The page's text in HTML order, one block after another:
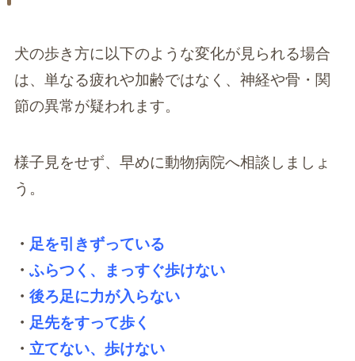
犬の歩き方に以下のような変化が見られる場合
は、単なる疲れや加齢ではなく、神経や骨・関
節の異常が疑われます。
様子見をせず、早めに動物病院へ相談しましょ
う。
・ 足を引きずっている
・ ふらつく、まっすぐ歩けない
・ 後ろ足に力が入らない
・ 足先をすって歩く
・ 立てない、歩けない